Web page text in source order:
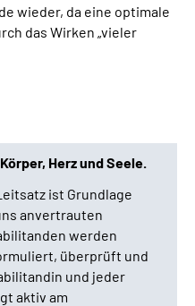
wieder, da eine optimale
das Wirken „vieler
Herz und Seele.
ist Grundlage
anvertrauten
werden
überprüft und
und jeder
aktiv am